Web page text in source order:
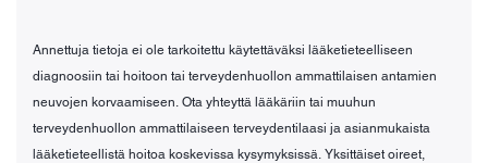
Annettuja tietoja ei ole tarkoitettu käytettäväksi lääketieteelliseen
diagnoosiin tai hoitoon tai terveydenhuollon ammattilaisen antamien
neuvojen korvaamiseen. Ota yhteyttä lääkäriin tai muuhun
terveydenhuollon ammattilaiseen terveydentilaasi ja asianmukaista
lääketieteellistä hoitoa koskevissa kysymyksissä. Yksittäiset oireet,